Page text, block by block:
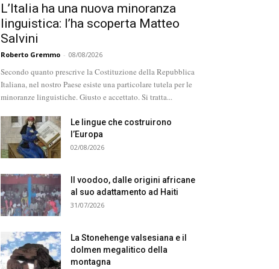
L’Italia ha una nuova minoranza
linguistica: l’ha scoperta Matteo
Salvini
Roberto Gremmo - 08/08/2026
Secondo quanto prescrive la Costituzione della Repubblica
Italiana, nel nostro Paese esiste una particolare tutela per le
minoranze linguistiche. Giusto e accettato. Si tratta...
Le lingue che costruirono
l’Europa
02/08/2026
Il voodoo, dalle origini africane
al suo adattamento ad Haiti
31/07/2026
La Stonehenge valsesiana e il
dolmen megalitico della
montagna